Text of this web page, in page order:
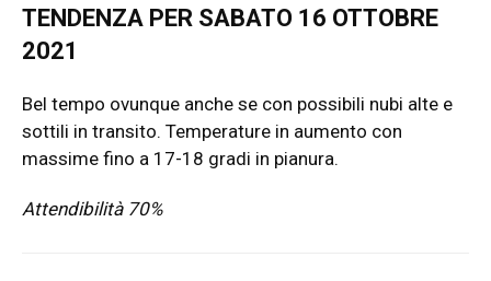
TENDENZA PER SABATO 16 OTTOBRE
2021
Bel tempo ovunque anche se con possibili nubi alte e
sottili in transito. Temperature in aumento con
massime fino a 17-18 gradi in pianura.
Attendibilità 70%